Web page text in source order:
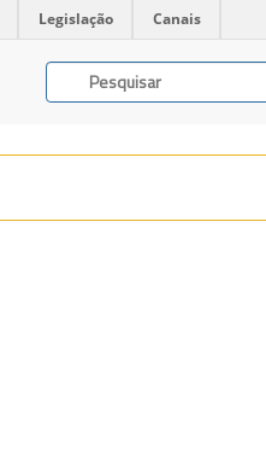
Legislação Canais